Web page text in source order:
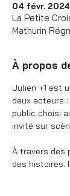
04 févr.
La Petite
Mathurin
À propos
Julien +1 est
deux acteurs
public choisi
invité sur
À travers des
des histoires,